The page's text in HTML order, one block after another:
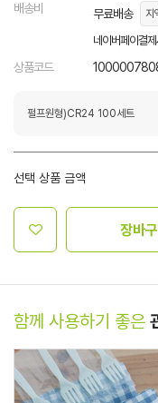
배송비 무료배송 지
네이버페이결
상품코드
펄프원형)CR24 100세트
선택 상품 금액
장바구
함께 사용하기 좋은